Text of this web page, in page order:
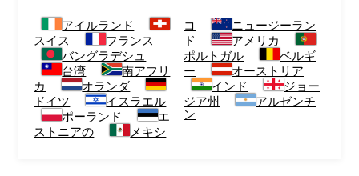
アイルランド
スイス
フランス
バングラデシュ
台湾
南アフリ
カ
オランダ
ドイツ
イスラエル
ポーランド
エ
ストニアの
メキシ
コ
ニュージーラン
ド
アメリカ
ポルトガル
ベルギ
ー
オーストリア
インド
ジョー
ジア州
アルゼンチ
ン